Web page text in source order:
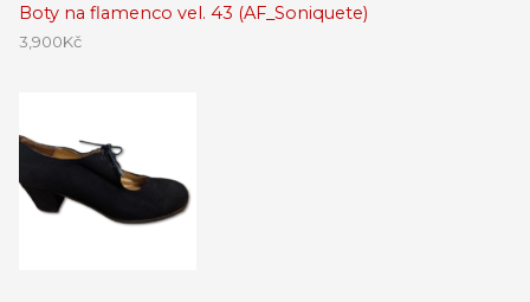
Boty na flamenco vel. 43 (AF_Soniquete)
3,900Kč